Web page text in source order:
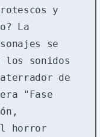
y
La
se
los sonidos
de
"Fase
horror